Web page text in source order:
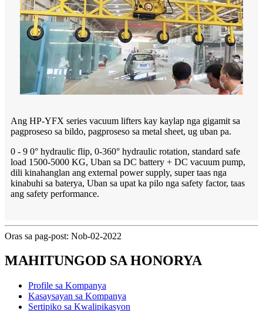
Ang HP-YFX series vacuum lifters kay kaylap nga gigamit sa
pagproseso sa bildo, pagproseso sa metal sheet, ug uban pa.
0 - 9 0° hydraulic flip, 0-360° hydraulic rotation, standard safe
load 1500-5000 KG, Uban sa DC battery + DC vacuum pump,
dili kinahanglan ang external power supply, super taas nga
kinabuhi sa baterya, Uban sa upat ka pilo nga safety factor, taas
ang safety performance.
Oras sa pag-post: Nob-02-2022
MAHITUNGOD SA HONORYA
Profile sa Kompanya
Kasaysayan sa Kompanya
Sertipiko sa Kwalipikasyon